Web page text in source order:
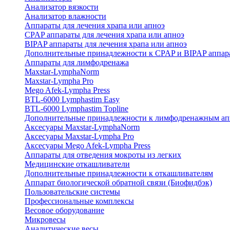
Анализатор вязкости
Анализатор влажности
Аппараты для лечения храпа или апноэ
CPAP аппараты для лечения храпа или апноэ
BIPAP аппараты для лечения храпа или апноэ
Дополнительные принадлежности к CPAP и BIPAP
Аппараты для лимфодренажа
Maxstar-LymphaNorm
Maxstar-Lympha Pro
Mego Afek-Lympha Press
BTL-6000 Lymphastim Easy
BTL-6000 Lymphastim Topline
Дополнительные принадлежности к лимфодренажным
Аксесуары Maxstar-LymphaNorm
Аксесуары Maxstar-Lympha Pro
Аксесуары Mego Afek-Lympha Press
Аппараты для отведения мокроты из легких
Медицинские откашливатели
Дополнительные принадлежности к откашливателям
Аппарат биологической обратной связи (Биофидбэк)
Пользовательские системы
Профессиональные комплексы
Весовое оборудование
Микровесы